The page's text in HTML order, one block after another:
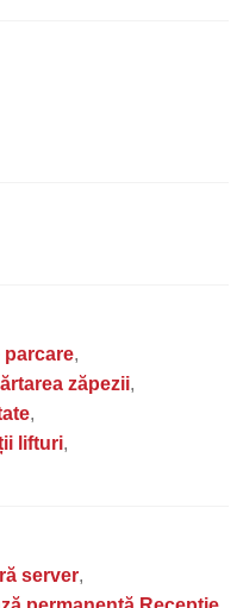
parcare
zăpezii
lifturi
server